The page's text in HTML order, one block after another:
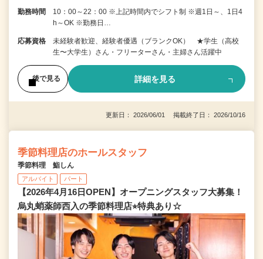
勤務時間
10：00～22：00 ※上記時間内でシフト制 ※週1日～、1日4
h～OK ※勤務日…
応募資格
未経験者歓迎、経験者優遇（ブランクOK） ★学生（高校
生〜大学生）さん・フリーターさん・主婦さん活躍中
後で見る 詳細を見る
更新日： 2026/06/01 掲載終了日： 2026/10/16
季節料理店のホールスタッフ
季節料理 鮨しん
アルバイト パート
【2026年4月16日OPEN】オープニングスタッフ大募集！
烏丸蛸薬師西入の季節料理店⭐︎特典あり☆